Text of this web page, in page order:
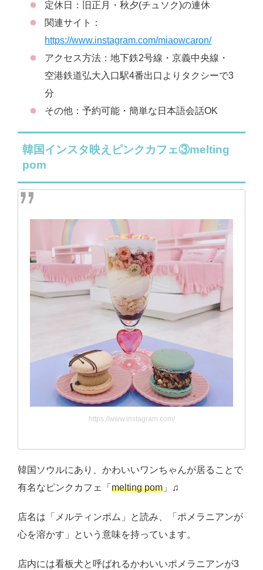
定休日：旧正月・秋夕(チュソク)の連休
関連サイト：
https://www.instagram.com/miaowcaron/
アクセス方法：地下鉄2号線・京義中央線・
空港鉄道弘大入口駅4番出口よりタクシーで3
分
その他：予約可能・簡単な日本語会話OK
韓国インスタ映えピンクカフェ③melting
pom
https://www.instagram.com/
韓国ソウルにあり、かわいいワンちゃんが居ることで
有名なピンクカフェ「 melting pom 」♫
店名は「メルティンポム」と読み、「ポメラニアンが
心を溶かす」という意味を持っています。
店内には看板犬と呼ばれるかわいいポメラニアンが3